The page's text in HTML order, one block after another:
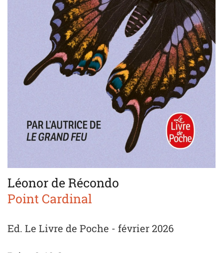
Léonor de Récondo
Point Cardinal
Ed. Le Livre de Poche - février 2026